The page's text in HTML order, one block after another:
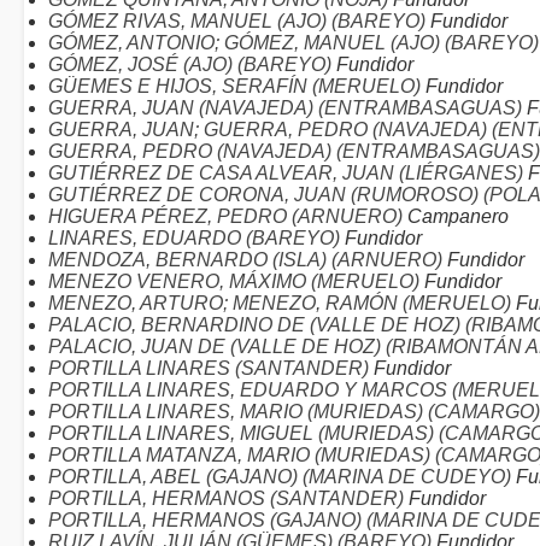
GÓMEZ RIVAS, MANUEL (AJO) (BAREYO) Fundidor
GÓMEZ, ANTONIO; GÓMEZ, MANUEL (AJO) (BAREYO)
GÓMEZ, JOSÉ (AJO) (BAREYO) Fundidor
GÜEMES E HIJOS, SERAFÍN (MERUELO) Fundidor
GUERRA, JUAN (NAVAJEDA) (ENTRAMBASAGUAS)
GUERRA, JUAN; GUERRA, PEDRO (NAVAJEDA)
GUERRA, PEDRO (NAVAJEDA) (ENTRAMBASAGUAS)
GUTIÉRREZ DE CASA ALVEAR, JUAN (LIÉRGANES)
GUTIÉRREZ DE CORONA, JUAN (RUMOROSO)
HIGUERA PÉREZ, PEDRO (ARNUERO) Campanero
LINARES, EDUARDO (BAREYO) Fundidor
MENDOZA, BERNARDO (ISLA) (ARNUERO) Fundidor
MENEZO VENERO, MÁXIMO (MERUELO) Fundidor
MENEZO, ARTURO; MENEZO, RAMÓN (MERUELO)
PALACIO, BERNARDINO DE (VALLE DE HOZ)
PALACIO, JUAN DE (VALLE DE HOZ) (RIBAMONTÁN
PORTILLA LINARES (SANTANDER) Fundidor
PORTILLA LINARES, EDUARDO Y MARCOS
PORTILLA LINARES, MARIO (MURIEDAS) (CAMARGO)
PORTILLA LINARES, MIGUEL (MURIEDAS)
PORTILLA MATANZA, MARIO (MURIEDAS)
PORTILLA, ABEL (GAJANO) (MARINA DE CUDEYO)
PORTILLA, HERMANOS (SANTANDER) Fundidor
PORTILLA, HERMANOS (GAJANO) (MARINA DE
RUIZ LAVÍN, JULIÁN (GÜEMES) (BAREYO) Fundidor